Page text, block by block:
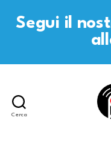
Segui il
Cerca